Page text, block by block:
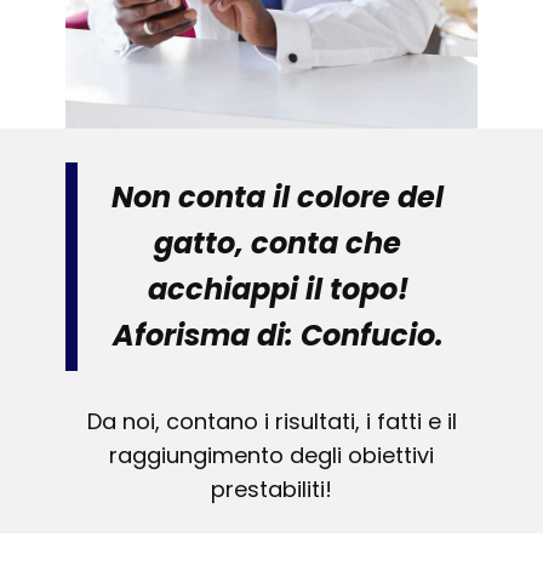
Non conta il colore del
gatto, conta che
acchiappi il topo!
Aforisma di: Confucio.
Da noi, contano i risultati, i fatti e il
raggiungimento degli obiettivi
prestabiliti!